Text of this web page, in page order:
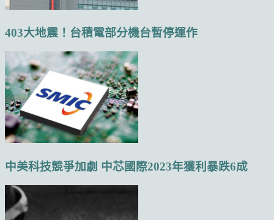
403大地震！台積電部分機台暫停運作
中美科技競爭加劇 中芯國際2023年獲利暴跌6成